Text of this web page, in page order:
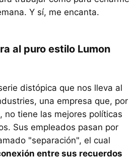
Y sí, me encanta.
al puro estilo Lumon
distópica que nos lleva al
una empresa que, por
no tiene las mejores políticas
Sus empleados pasan por
"separación", el cual
entre sus recuerdos